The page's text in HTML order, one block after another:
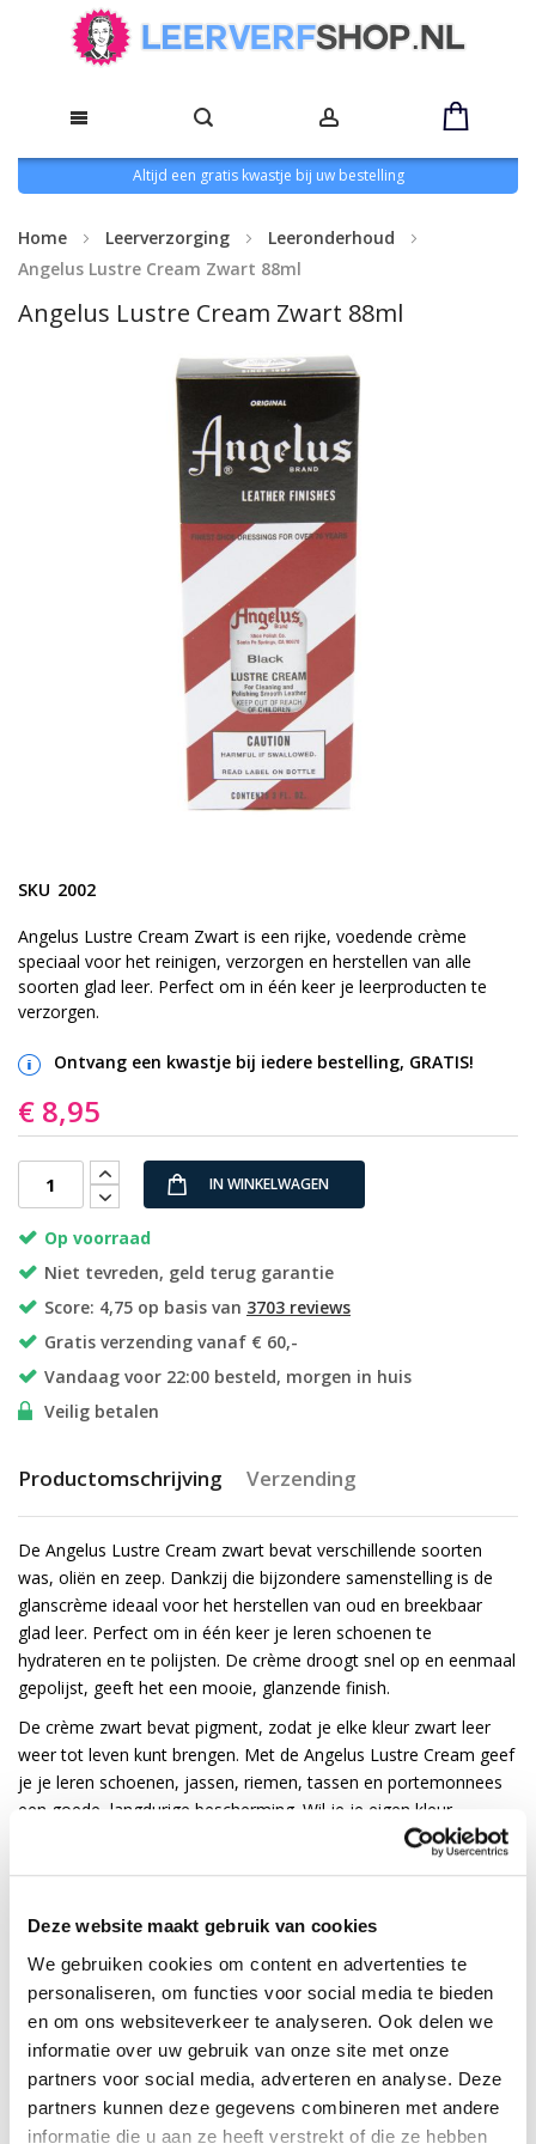
Deze website maakt gebruik van cookies
We gebruiken cookies om content en advertenties te
personaliseren, om functies voor social media te bieden
en om ons websiteverkeer te analyseren. Ook delen we
informatie over uw gebruik van onze site met onze
partners voor social media, adverteren en analyse. Deze
partners kunnen deze gegevens combineren met andere
informatie die u aan ze heeft verstrekt of die ze hebben
Altijd een gratis kwastje bij uw bestelling
Home Leerverzorging
Leeronderhoud
Angelus Lustre Cream Zwart 88ml
Angelus Lustre Cream Zwart 88ml
naar
begin
van
de
afbeeldingen-
SKU 2002
Angelus Lustre Cream Zwart is een rijke, voedende crème
speciaal voor het reinigen, verzorgen en herstellen van alle
soorten glad leer. Perfect om in één keer je leerproducten te
verzorgen.
Ontvang een kwastje bij iedere bestelling, GRATIS!
€ 8,95
IN WINKELWAGEN
Op voorraad
Niet tevreden, geld terug garantie
Score: 4,75 op basis van 3703 reviews
Gratis verzending vanaf € 60,-
Vandaag voor 22:00 besteld, morgen in huis
Veilig betalen
Productomschrijving
De Angelus Lustre Cream zwart bevat verschillende soorten
was, oliën en zeep. Dankzij die bijzondere samenstelling is de
glanscrème ideaal voor het herstellen van oud en breekbaar
glad leer. Perfect om in één keer je leren schoenen te
hydrateren en te polijsten. De crème droogt snel op en eenmaal
gepolijst, geeft het een mooie, glanzende finish.
De crème zwart bevat pigment, zodat je elke kleur zwart leer
weer tot leven kunt brengen. Met de Angelus Lustre Cream geef
je je leren schoenen, jassen, riemen, tassen en portemonnees
een goede, langdurige bescherming. Wil je je eigen kleur
verzorgingscrème mengen? Dat kan! Meng de Angelus Lustre
Cream simpelweg door je favoriete kleur leerverf van Angelus.
Cream Bruin:
Schud de Angelus Lustre Cream goed voor gebruik.
Maak het leer schoon en laat het goed opdrogen.
Breng de crème aan met een zachte doek of spons. Wrijf het
goed in het leer en laat drogen. Test eerst op een onopvallende
plaats en kijk of het resultaat naar wens is.
Verzending